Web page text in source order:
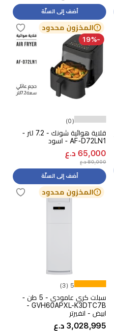
أضف إلى السلّة
المخزون محدود
-19%
(0)
قلاية هوائية شونك - 7.2 لتر -
AF-D72LN1 - اسود
65,000 د.ع
80,000 د.ع
أضف إلى السلّة
المخزون محدود
5 (3)
سبلت كري عامودي - 5 طن -
GVH60APXL-K3DTC7B -
ابيض - انفيرتر
3,028,995 د.ع